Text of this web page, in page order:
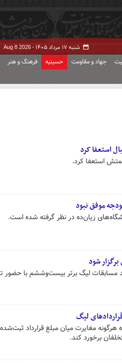
شنبه ۱۷ مرداد ۱۴۰۵ - Aug 8 2026
جهاد و مقاومت حسینیه فرهنگ و هنر
استعفا کرد
استعفا کرد.
موفق نبود
زیان‌ده در نظر گرفته شده است.
شود
لیگ برتر بیست‌وششم با حضور
لیگ
مغایرت میان مبلغ قرارداد ثبت‌شده
برخورد کند.